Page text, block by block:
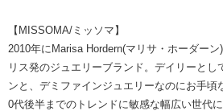
【 MISSOMA/ミッソマ】
2010年にMarisa Hordern(マリサ・ホーダー
リス発のジュエリーブランド。デイリーとし
ンと、デミファインジュエリーなのにお手頃
0代後半までのトレンドに敏感な幅広い世代